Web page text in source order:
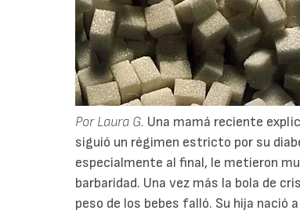
Por Laura G. Una mamá reciente
siguió un régimen estricto por su
especialmente al final, le metieron
barbaridad. Una vez más la bola de
peso de los bebes falló. Su hija nació